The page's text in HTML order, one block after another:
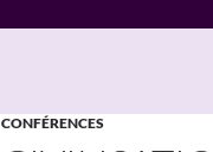
CONFÉRENCES